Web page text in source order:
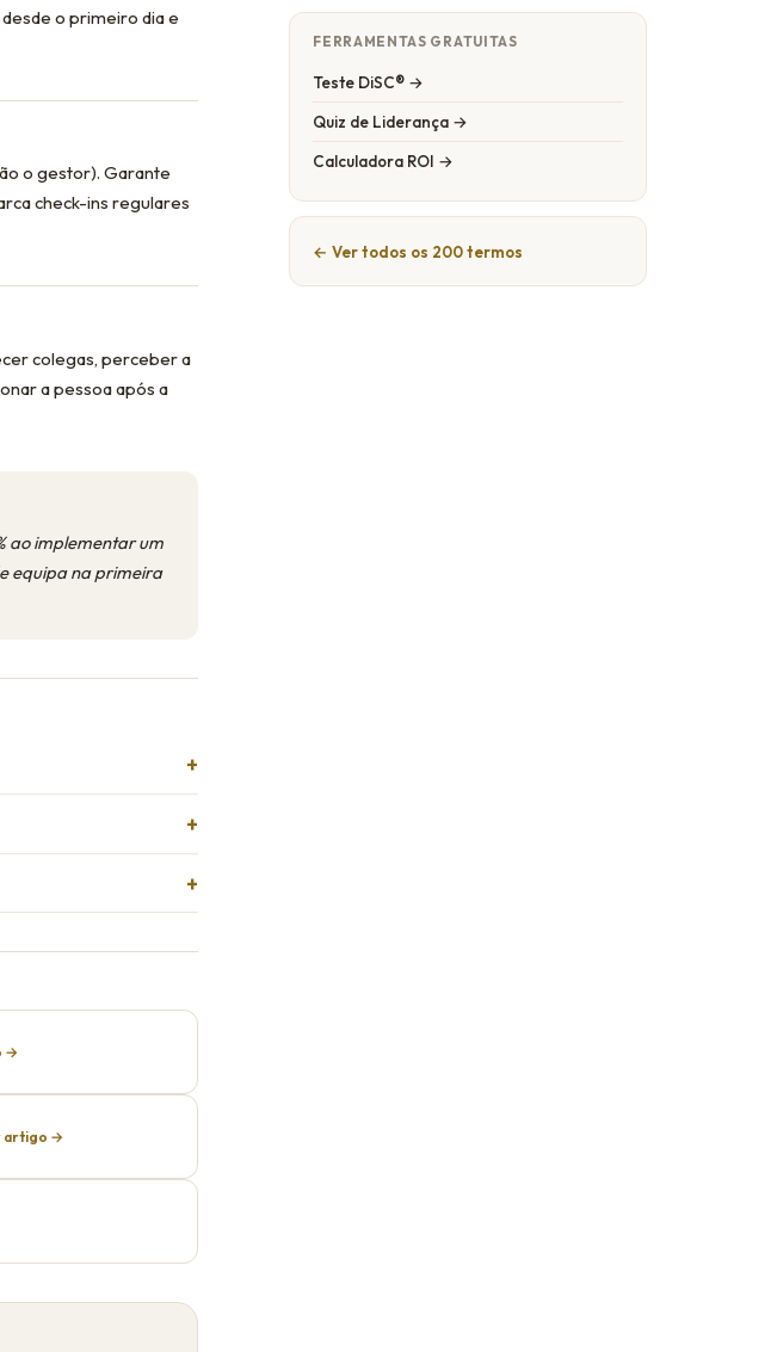
o primeiro dia e
o gestor). Garante
check-ins regulares
colegas, perceber a
a pessoa após a
ao implementar um
equipa na primeira
→
artigo →
FERRAMENTAS GRATUITAS
Teste DiSC® →
Quiz de Liderança →
Calculadora ROI →
← Ver todos os 200 termos